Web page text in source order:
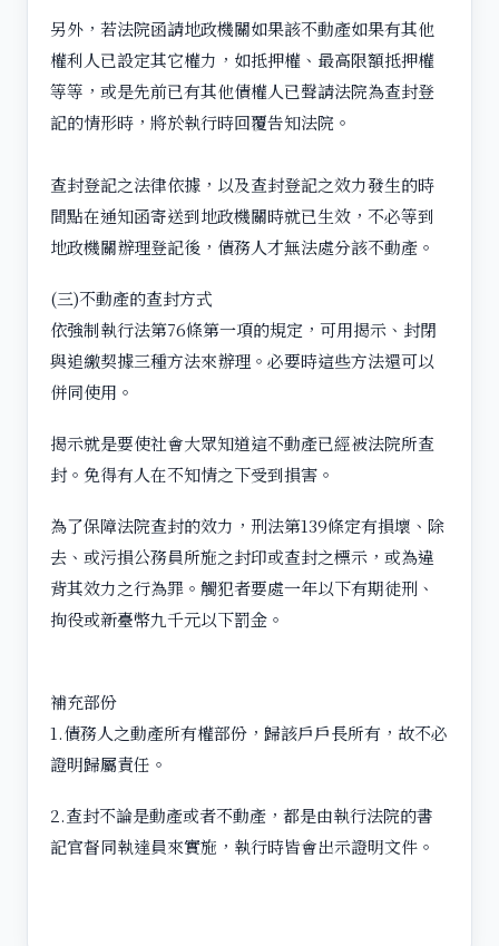
另外，若法院函請地政機關如果該不動產如果有其他
權利人已設定其它權力，如抵押權、最高限額抵押權
等等，或是先前已有其他債權人已聲請法院為查封登
記的情形時，將於執行時回覆告知法院。
查封登記之法律依據，以及查封登記之效力發生的時
間點在通知函寄送到地政機關時就已生效，不必等到
地政機關辦理登記後，債務人才無法處分該不動產。
(三)不動產的查封方式
依強制執行法第76條第一項的規定，可用揭示、封閉
與追繳契據三種方法來辦理。必要時這些方法還可以
併同使用。
揭示就是要使社會大眾知道這不動產已經被法院所查
封。免得有人在不知情之下受到損害。
為了保障法院查封的效力，刑法第139條定有損壞、除
去、或污損公務員所施之封印或查封之標示，或為違
背其效力之行為罪。觸犯者要處一年以下有期徒刑、
拘役或新臺幣九千元以下罰金。
補充部份
1.債務人之動產所有權部份，歸該戶戶長所有，故不必
證明歸屬責任。
2.查封不論是動產或者不動產，都是由執行法院的書
記官督同執達員來實施，執行時皆會出示證明文件。